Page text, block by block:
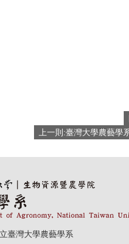
臺灣大學農藝學系